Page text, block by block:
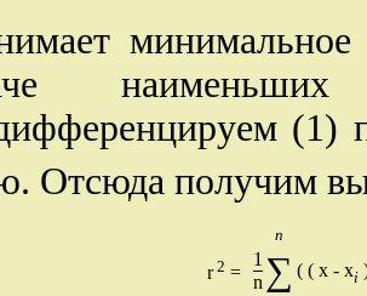
(1)
Отсюда получим
n
r2 =
1
n ∑ ( ( x - xi